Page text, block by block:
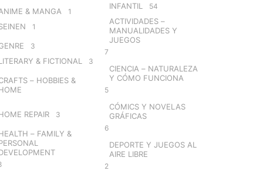
& MANGA 1
1
3
& FICTIONAL 3
– HOBBIES &
REPAIR 3
– FAMILY &
INFANTIL 54
ACTIVIDADES –
MANUALIDADES Y
JUEGOS
7
CIENCIA – NATURALEZA
Y CÓMO FUNCIONA
5
CÓMICS Y NOVELAS
GRÁFICAS
6
DEPORTE Y JUEGOS AL
AIRE LIBRE
2